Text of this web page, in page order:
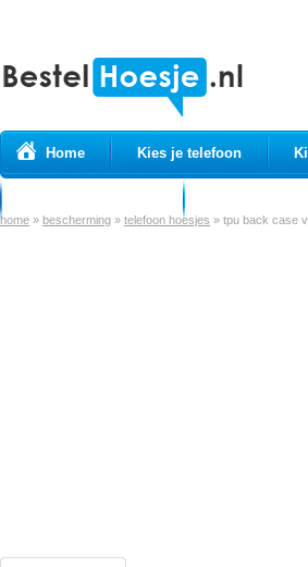
Home Kies je telefoon
home » bescherming » telefoon hoesjes » tpu back case